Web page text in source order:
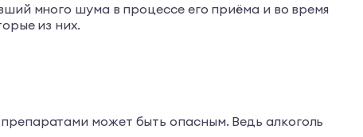
много шума в процессе его приёма и во время
из них.
может быть опасным. Ведь алкоголь